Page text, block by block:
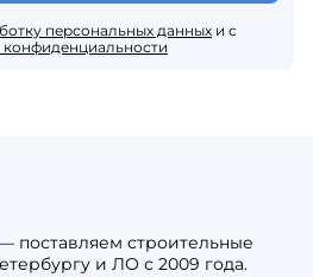
персональных данных и с
конфиденциальности
поставляем строительные
и ЛО с 2009 года.